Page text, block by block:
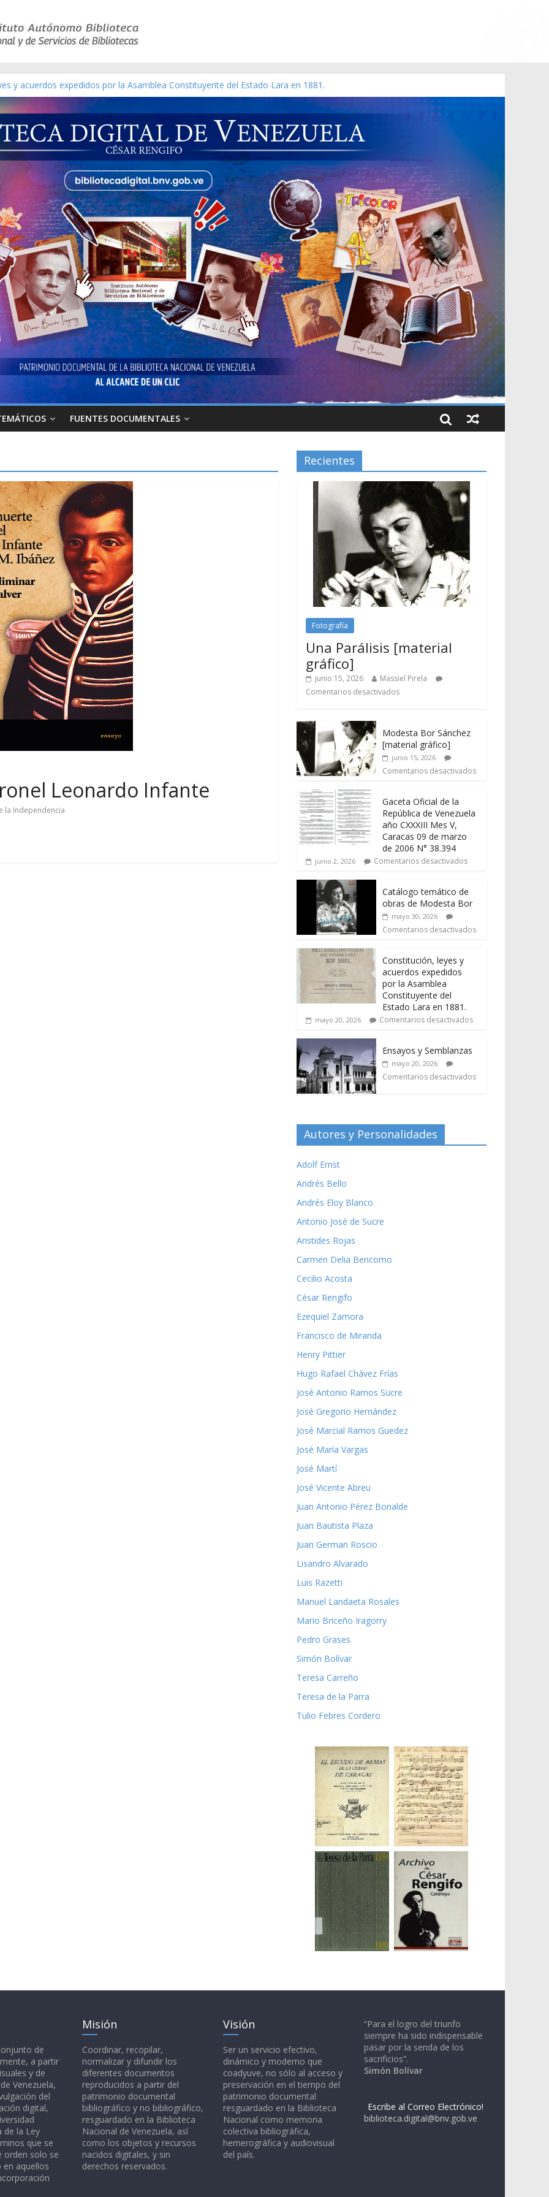
y acuerdos expedidos por la Asamblea Constituyente del Estado Lara en 1881.
gráfico]
[material gráfico]
la República de Venezuela año CXXXIII Mes V, Caracas 09 de marzo de 2006 N° 38.394
de obras de Modesta Bor
FUENTES DOCUMENTALES
Leonardo Infante
la Independencia
Recientes
Fotografía
Una Parálisis [material
gráfico]
junio 15, 2026
Massiel Pirela
Comentarios desactivados
Modesta Bor Sánchez
[material gráfico]
junio 15, 2026
Comentarios desactivados
Gaceta Oficial de la
República de Venezuela
año CXXXIII Mes V,
Caracas 09 de marzo
de 2006 N° 38.394
junio 2, 2026 Comentarios desactivados
Catálogo temático de
obras de Modesta Bor
mayo 30, 2026
Comentarios desactivados
Constitución, leyes y
acuerdos expedidos
por la Asamblea
Constituyente del
Estado Lara en 1881.
mayo 20, 2026 Comentarios desactivados
Ensayos y Semblanzas
mayo 20, 2026
Comentarios desactivados
Autores y Personalidades
Adolf Ernst
Andrés Bello
Andrés Eloy Blanco
Antonio José de Sucre
Aristides Rojas
Carmen Delia Bencomo
Cecilio Acosta
César Rengifo
Ezequiel Zamora
Francisco de Miranda
Henry Pittier
Hugo Rafael Chávez Frías
José Antonio Ramos Sucre
José Gregorio Hernández
José Marcial Ramos Guedez
José María Vargas
José Martí
José Vicente Abreu
Juan Antonio Pérez Bonalde
Juan Bautista Plaza
Juan German Roscio
Lisandro Alvarado
Luis Razetti
Manuel Landaeta Rosales
Mario Briceño Iragorry
Pedro Grases
Simón Bolívar
Teresa Carreño
Teresa de la Parra
Tulio Febres Cordero
de
a partir
y de
Venezuela,
del
digital,
de la Ley
que se
orden solo se
aquellos
Misión
Coordinar, recopilar,
normalizar y difundir los
diferentes documentos
reproducidos a partir del
patrimonio documental
bibliográfico y no bibliográfico,
resguardado en la Biblioteca
Nacional de Venezuela, así
como los objetos y recursos
nacidos digitales, y sin
derechos reservados.
Visión
Ser un servicio efectivo,
dinámico y moderno que
coadyuve, no sólo al acceso y
preservación en el tiempo del
patrimonio documental
resguardado en la Biblioteca
Nacional como memoria
colectiva bibliográfica,
hemerográfica y audiovisual
del país.
“Para el logro del triunfo
siempre ha sido indispensable
pasar por la senda de los
sacrificios”.
Simón Bolívar
Escribe al Correo Electrónico!
biblioteca.digital@bnv.gob.ve